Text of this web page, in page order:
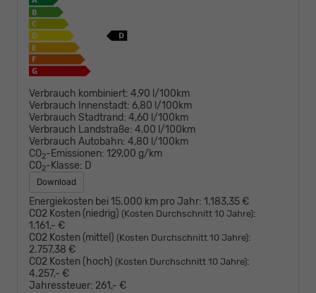
Verbrauch kombiniert: 4,90 l/100km
Verbrauch Innenstadt: 6,80 l/100km
Verbrauch Stadtrand: 4,60 l/100km
Verbrauch Landstraße: 4,00 l/100km
Verbrauch Autobahn: 4,80 l/100km
CO2-Emissionen: 129,00 g/km
CO2-Klasse: D
Download
Energiekosten bei 15.000 km pro Jahr: 1.183,35 €
CO2 Kosten (niedrig) (Kosten Durchschnitt 10 Jahre):
1.161,- €
CO2 Kosten (mittel) (Kosten Durchschnitt 10 Jahre):
2.757,38 €
CO2 Kosten (hoch) (Kosten Durchschnitt 10 Jahre):
4.257,- €
Jahressteuer: 261,- €